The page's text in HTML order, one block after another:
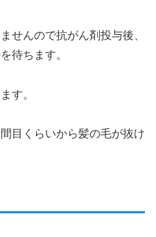
せんので抗がん剤投与後、
待ちます。
す。
目くらいから髪の毛が抜け